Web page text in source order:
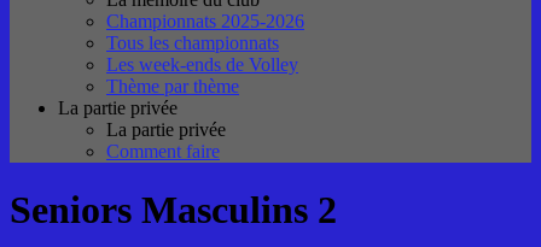
Championnats 2025-2026
Tous les championnats
Les week-ends de Volley
Thème par thème
La partie privée
La partie privée
Comment faire
Seniors Masculins 2